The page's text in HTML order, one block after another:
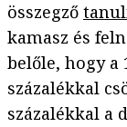
összegző
kamasz és
belőle, hogy a
százalékkal
százalékkal a